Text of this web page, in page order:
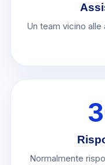
Un team vicino
Normalmente